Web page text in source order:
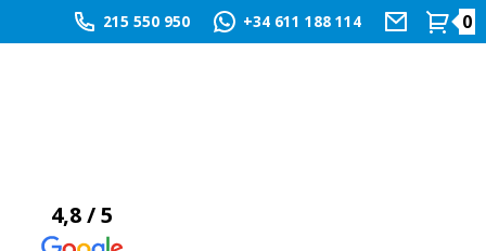
215 550 950 +34 611 188 114 0
4,8 / 5